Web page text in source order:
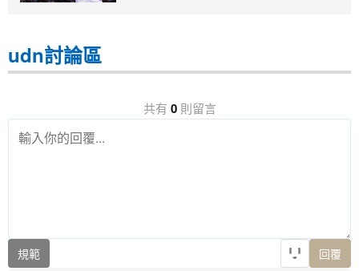
udn討論區
共有 0則留言
規範 回覆